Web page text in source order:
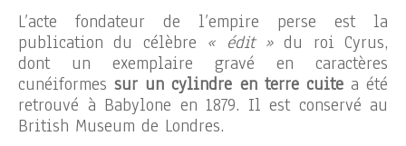
L’acte fondateur de l’empire perse est la
publication du célèbre « édit »du roi Cyrus,
dont un exemplaire gravé en caractères
cunéiformessur un cylindre en terre cuitea été
retrouvé à Babylone en 1879. Il est conservé au
British Museum de Londres.